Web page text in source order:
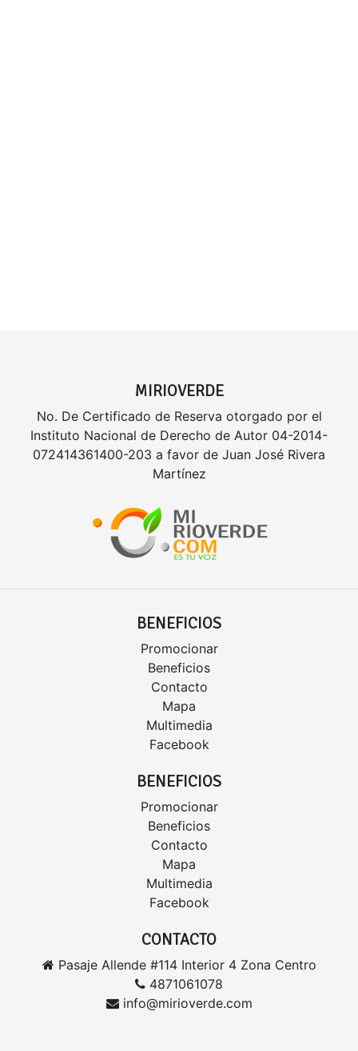
MIRIOVERDE
No. De Certificado de Reserva otorgado por el
Instituto Nacional de Derecho de Autor 04-2014-
072414361400-203 a favor de Juan José Rivera
Martínez
BENEFICIOS
Promocionar
Beneficios
Contacto
Mapa
Multimedia
Facebook
BENEFICIOS
Promocionar
Beneficios
Contacto
Mapa
Multimedia
Facebook
CONTACTO
Pasaje Allende #114 Interior 4 Zona Centro
4871061078
info@mirioverde.com